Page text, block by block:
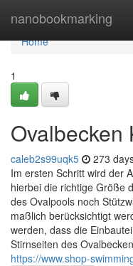
nanobookmarking
Home
Home
1
Ovalbecken
caleb2s99uqk5 273
Im ersten Schritt wird der
hierbei die richtige Größe
des Ovalpools noch
maßlich berücksichtigt
werden, dass die
Stirnseiten des
https://www.shop-